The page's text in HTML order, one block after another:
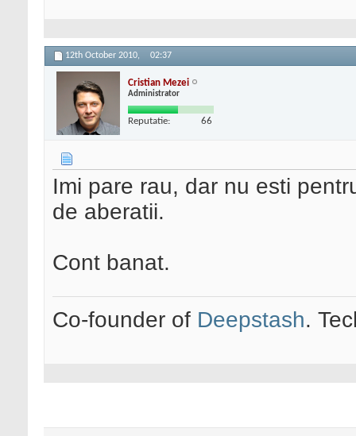
12th October 2010, 02:37
Cristian Mezei
Administrator
Reputatie: 66
Imi pare rau, dar nu esti
de aberatii.
Cont banat.
Co-founder of Deepstash.